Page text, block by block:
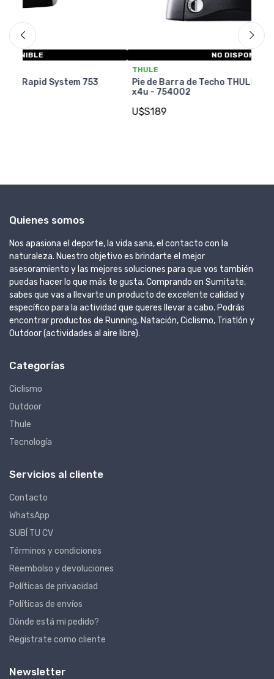
Pie de Barra de Techo THULE Rapid System 754
Quienes somos
Nos apasiona el deporte, la vida sana, el contacto con la
naturaleza. Nuestro objetivo es brindarte el mejor
asesoramiento y las mejores soluciones para que vos también
puedas hacer lo que más te gusta. Comprando en Sumitate,
sabes que vas a llevarte un producto de excelente calidad y
específico para la actividad que queres llevar a cabo. Podrás
encontrar productos de Running, Natación, Ciclismo, Triatlón y
Outdoor (actividades al aire libre).
Categorías
Ciclismo
Outdoor
Thule
Tecnología
Servicios al cliente
Contacto
WhatsApp
SUBÍ TU CV
Términos y condiciones
Reembolso y devoluciones
Políticas de privacidad
Políticas de envíos
Dónde está mi pedido?
Registrate como cliente
Newsletter